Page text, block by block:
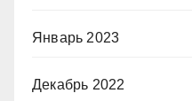
Январь 2023
Декабрь 2022